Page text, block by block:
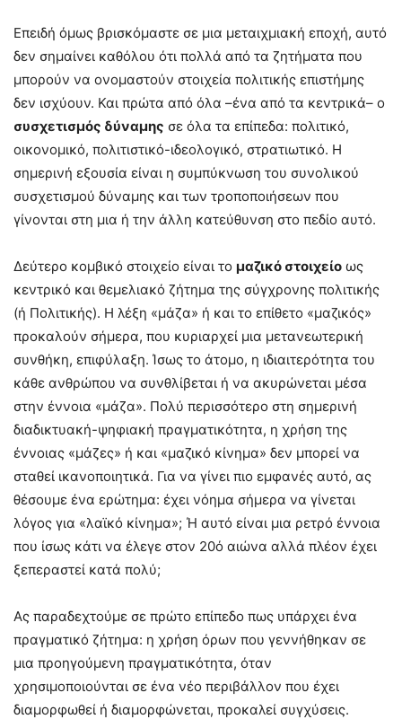
Επειδή όμως βρισκόμαστε σε μια μεταιχμιακή εποχή, αυτό
δεν σημαίνει καθόλου ότι πολλά από τα ζητήματα που
μπορούν να ονομαστούν στοιχεία πολιτικής επιστήμης
δεν ισχύουν. Και πρώτα από όλα –ένα από τα κεντρικά– ο
συσχετισμός δύναμης σε όλα τα επίπεδα: πολιτικό,
οικονομικό, πολιτιστικό-ιδεολογικό, στρατιωτικό. Η
σημερινή εξουσία είναι η συμπύκνωση του συνολικού
συσχετισμού δύναμης και των τροποποιήσεων που
γίνονται στη μια ή την άλλη κατεύθυνση στο πεδίο αυτό.
Δεύτερο κομβικό στοιχείο είναι το μαζικό στοιχείο ως
κεντρικό και θεμελιακό ζήτημα της σύγχρονης πολιτικής
(ή Πολιτικής). Η λέξη «μάζα» ή και το επίθετο «μαζικός»
προκαλούν σήμερα, που κυριαρχεί μια μετανεωτερική
συνθήκη, επιφύλαξη. Ίσως το άτομο, η ιδιαιτερότητα του
κάθε ανθρώπου να συνθλίβεται ή να ακυρώνεται μέσα
στην έννοια «μάζα». Πολύ περισσότερο στη σημερινή
διαδικτυακή-ψηφιακή πραγματικότητα, η χρήση της
έννοιας «μάζες» ή και «μαζικό κίνημα» δεν μπορεί να
σταθεί ικανοποιητικά. Για να γίνει πιο εμφανές αυτό, ας
θέσουμε ένα ερώτημα: έχει νόημα σήμερα να γίνεται
λόγος για «λαϊκό κίνημα»; Ή αυτό είναι μια ρετρό έννοια
που ίσως κάτι να έλεγε στον 20ό αιώνα αλλά πλέον έχει
ξεπεραστεί κατά πολύ;
Ας παραδεχτούμε σε πρώτο επίπεδο πως υπάρχει ένα
πραγματικό ζήτημα: η χρήση όρων που γεννήθηκαν σε
μια προηγούμενη πραγματικότητα, όταν
χρησιμοποιούνται σε ένα νέο περιβάλλον που έχει
διαμορφωθεί ή διαμορφώνεται, προκαλεί συγχύσεις.